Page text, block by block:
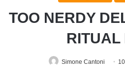
TOO NERDY
RITUAL
Simone Cantoni